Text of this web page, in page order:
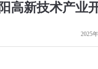
高新技术产业
2025